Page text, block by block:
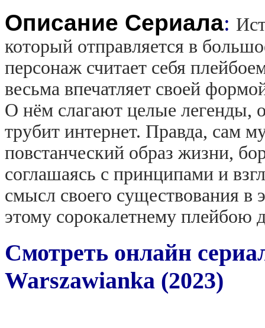
Описание Сериала:
который отправляется в
персонаж считает себя
весьма впечатляет своей
О нём слагают целые легенды,
трубит интернет. Правда, сам
повстанческий образ жизни,
соглашаясь с принципами и
смысл своего существования в
этому сорокалетнему плейбою
Смотреть онлайн
Warszawianka (2023)